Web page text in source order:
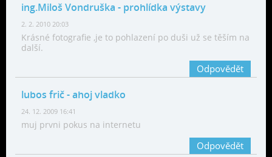
ing.Miloš Vondruška - prohlídka výstavy
2. 2. 2010 20:03
Krásné fotografie ,je to pohlazení po duši už se těším na
další.
Odpovědět
lubos frič- ahoj vladko
24. 12. 2009 16:41
muj prvni pokus na internetu
Odpovědět